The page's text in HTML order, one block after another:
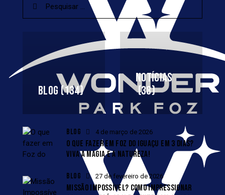
BLOG (134)
NOTÍCIAS
(38)
BLOG 4 de março de 2026
O QUE FAZER EM FOZ DO IGUAÇU EM 3 DIAS?
VIVA A MAGIA E A NATUREZA!
BLOG 27 de fevereiro de 2026
MISSÃO IMPOSSÍVEL? COMO IMPRESSIONAR